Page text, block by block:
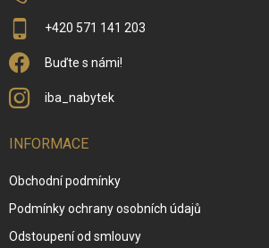
+420 571 141 203
Buďte s námi!
iba_nabytek
INFORMACE
Obchodní podmínky
Podmínky ochrany osobních údajů
Odstoupení od smlouvy